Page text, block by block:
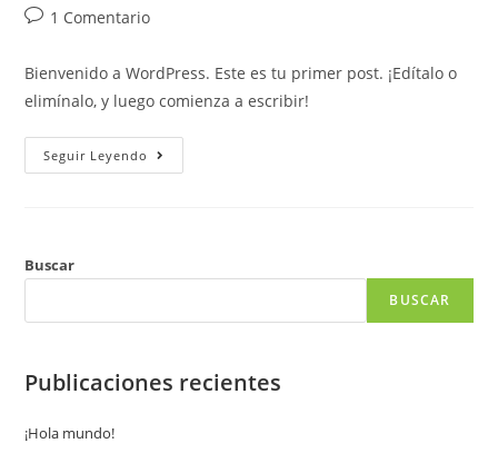
1 Comentario
Bienvenido a WordPress. Este es tu primer post. ¡Edítalo o
elimínalo, y luego comienza a escribir!
Seguir Leyendo
Buscar
BUSCAR
Publicaciones recientes
¡Hola mundo!